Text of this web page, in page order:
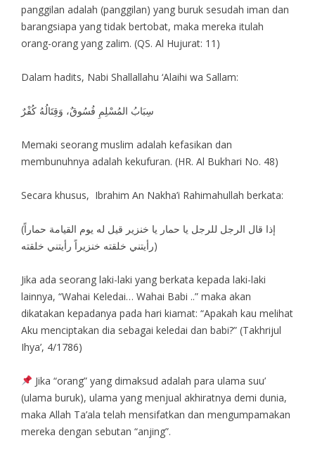
panggilan adalah (panggilan) yang buruk sesudah iman dan
barangsiapa yang tidak bertobat, maka mereka itulah
orang-orang yang zalim. (QS. Al Hujurat: 11)
Dalam hadits, Nabi Shallallahu ‘Alaihi wa Sallam:
سِبَابُ المُسْلِمِ فُسُوقٌ، وَقِتَالُهُ كُفْرٌ
Memaki seorang muslim adalah kefasikan dan
membunuhnya adalah kekufuran. (HR. Al Bukhari No. 48)
Secara khusus, Ibrahim An Nakha’i Rahimahullah berkata:
(إذا قال الرجل للرجل يا حمار يا خنزير قيل له يوم القيامة حماراً
رأيتني خلقته خنزيراً رأيتني خلقته)
Jika ada seorang laki-laki yang berkata kepada laki-laki
lainnya, “Wahai Keledai… Wahai Babi ..” maka akan
dikatakan kepadanya pada hari kiamat: “Apakah kau melihat
Aku menciptakan dia sebagai keledai dan babi?” (Takhrijul
Ihya’, 4/1786)
Jika “orang” yang dimaksud adalah para ulama suu’
(ulama buruk), ulama yang menjual akhiratnya demi dunia,
maka Allah Ta’ala telah mensifatkan dan mengumpamakan
mereka dengan sebutan “anjing”.